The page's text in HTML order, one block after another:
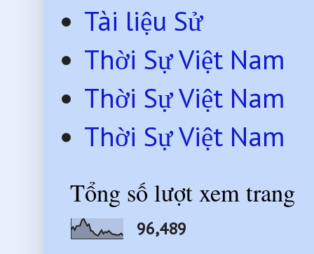
Tài liệu Sử
Thời Sự Việt Nam
Thời Sự Việt Nam
Thời Sự Việt Nam
Tổng số lượt xem trang
96,489